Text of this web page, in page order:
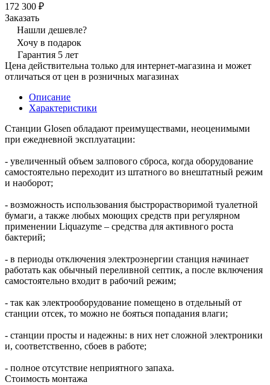
172 300 ₽
Заказать
Нашли дешевле?
Хочу в подарок
Гарантия 5 лет
Цена действительна только для интернет-магазина и может
отличаться от цен в розничных магазинах
Описание
Характеристики
Станции Glosen обладают преимуществами, неоценимыми
при ежедневной эксплуатации:
- увеличенный объем залпового сброса, когда оборудование
самостоятельно переходит из штатного во внештатный режим
и наоборот;
- возможность использования быстрорастворимой туалетной
бумаги, а также любых моющих средств при регулярном
применении Liquazyme – средства для активного роста
бактерий;
- в периоды отключения электроэнергии станция начинает
работать как обычный переливной септик, а после включения
самостоятельно входит в рабочий режим;
- так как электрооборудование помещено в отдельный от
станции отсек, то можно не бояться попадания влаги;
- станции просты и надежны: в них нет сложной электроники
и, соответственно, сбоев в работе;
- полное отсутствие неприятного запаха.
Стоимость монтажа